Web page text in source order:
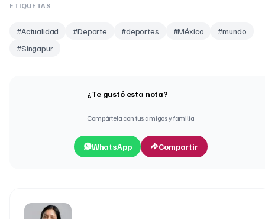
ETIQUETAS
#Actualidad #Deporte #deportes #México #mundo
#Singapur
¿Te gustó esta nota?
Compártela con tus amigos y familia
WhatsApp Compartir